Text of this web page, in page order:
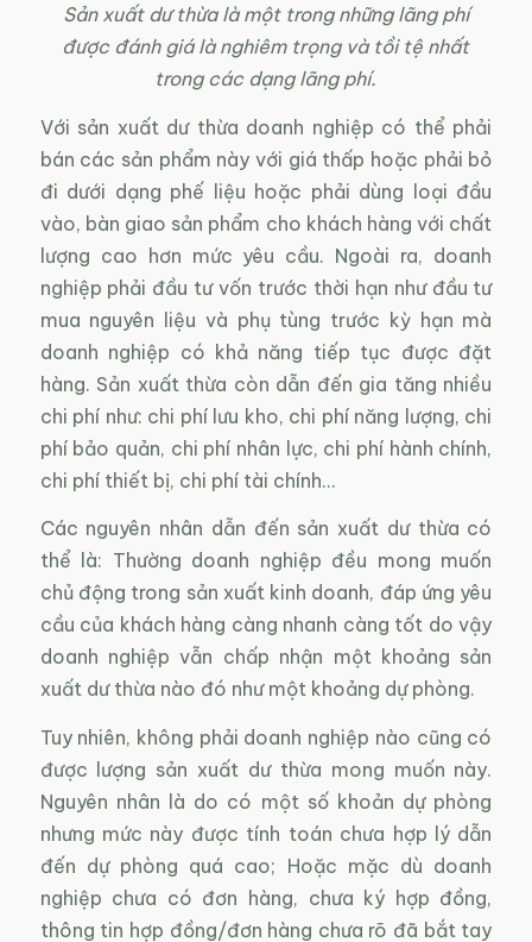
Sản xuất dư thừa là một trong những lãng phí
được đánh giá là nghiêm trọng và tồi tệ nhất
trong các dạng lãng phí.
Với sản xuất dư thừa doanh nghiệp có thể phải
bán các sản phẩm này với giá thấp hoặc phải bỏ
đi dưới dạng phế liệu hoặc phải dùng loại đầu
vào, bàn giao sản phẩm cho khách hàng với chất
lượng cao hơn mức yêu cầu. Ngoài ra, doanh
nghiệp phải đầu tư vốn trước thời hạn như đầu tư
mua nguyên liệu và phụ tùng trước kỳ hạn mà
doanh nghiệp có khả năng tiếp tục được đặt
hàng. Sản xuất thừa còn dẫn đến gia tăng nhiều
chi phí như: chi phí lưu kho, chi phí năng lượng, chi
phí bảo quản, chi phí nhân lực, chi phí hành chính,
chi phí thiết bị, chi phí tài chính…
Các nguyên nhân dẫn đến sản xuất dư thừa có
thể là: Thường doanh nghiệp đều mong muốn
chủ động trong sản xuất kinh doanh, đáp ứng yêu
cầu của khách hàng càng nhanh càng tốt do vậy
doanh nghiệp vẫn chấp nhận một khoảng sản
xuất dư thừa nào đó như một khoảng dự phòng.
Tuy nhiên, không phải doanh nghiệp nào cũng có
được lượng sản xuất dư thừa mong muốn này.
Nguyên nhân là do có một số khoản dự phòng
nhưng mức này được tính toán chưa hợp lý dẫn
đến dự phòng quá cao; Hoặc mặc dù doanh
nghiệp chưa có đơn hàng, chưa ký hợp đồng,
thông tin hợp đồng/đơn hàng chưa rõ đã bắt tay